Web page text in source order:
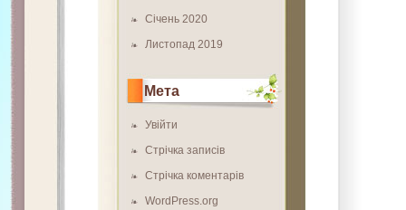
Січень 2020
Листопад 2019
Мета
Увійти
Стрічка записів
Стрічка коментарів
WordPress.org